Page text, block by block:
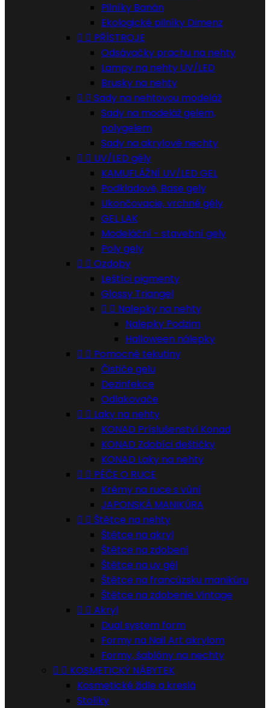
Pilníky Banán
Ekologické pilníky Dimenz
  PŘÍSTROJE
Odsávačky prachu na nehty
Lampy na nehty UV/LED
Brusky na nehty
  Sady na nehtovou modeláž
Sady na modeláž gelem,
polygelem
Sady na akrylové nechty
  UV/LED gély
KAMUFLÁŽNÍ UV/LED GEL
Podkladové, Base gely
Ukončovacie, vrchné gély
GEL LAK
Modeláční - stavební gely
Poly gely
  Ozdoby
Leštíci pigmenty
Glossy Triangel
  Nalepky na nehty
Nalepky Podzim
Halloween nálepky
  Pomocné tekutiny
Čističe gelu
Dezinfekce
Odlakovače
  Laky na nehty
KONAD Príslušenství Konad
KONAD Zdobíci deštičky
KONAD Laky na nehty
  PÉČE O RUCE
Krémy na ruce s vůní
JAPONSKÁ MANIKÚRA
  Štětce na nehty
Štětce na akryl
Štětce na zdobení
Štětce na uv gél
Štětce na francúzsku manikúru
Štětce na zdobenie Vintage
  Akryl
Dual system form
Formy na Nail Art akrylom
Formy, šablóny na nechty
  KOSMETICKÝ NÁBYTEK
Kosmetické židle a kreslá
Stolíky